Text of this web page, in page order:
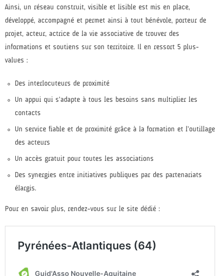
Ainsi, un réseau construit, visible et lisible est mis en place,
développé, accompagné et permet ainsi à tout bénévole, porteur de
projet, acteur, actrice de la vie associative de trouver des
informations et soutiens sur son territoire. Il en ressort 5 plus-
values :
Des interlocuteurs de proximité
Un appui qui s’adapte à tous les besoins sans multiplier les
contacts
Un service fiable et de proximité grâce à la formation et l’outillage
des acteurs
Un accès gratuit pour toutes les associations
Des synergies entre initiatives publiques par des partenariats
élargis.
Pour en savoir plus, rendez-vous sur le site dédié :